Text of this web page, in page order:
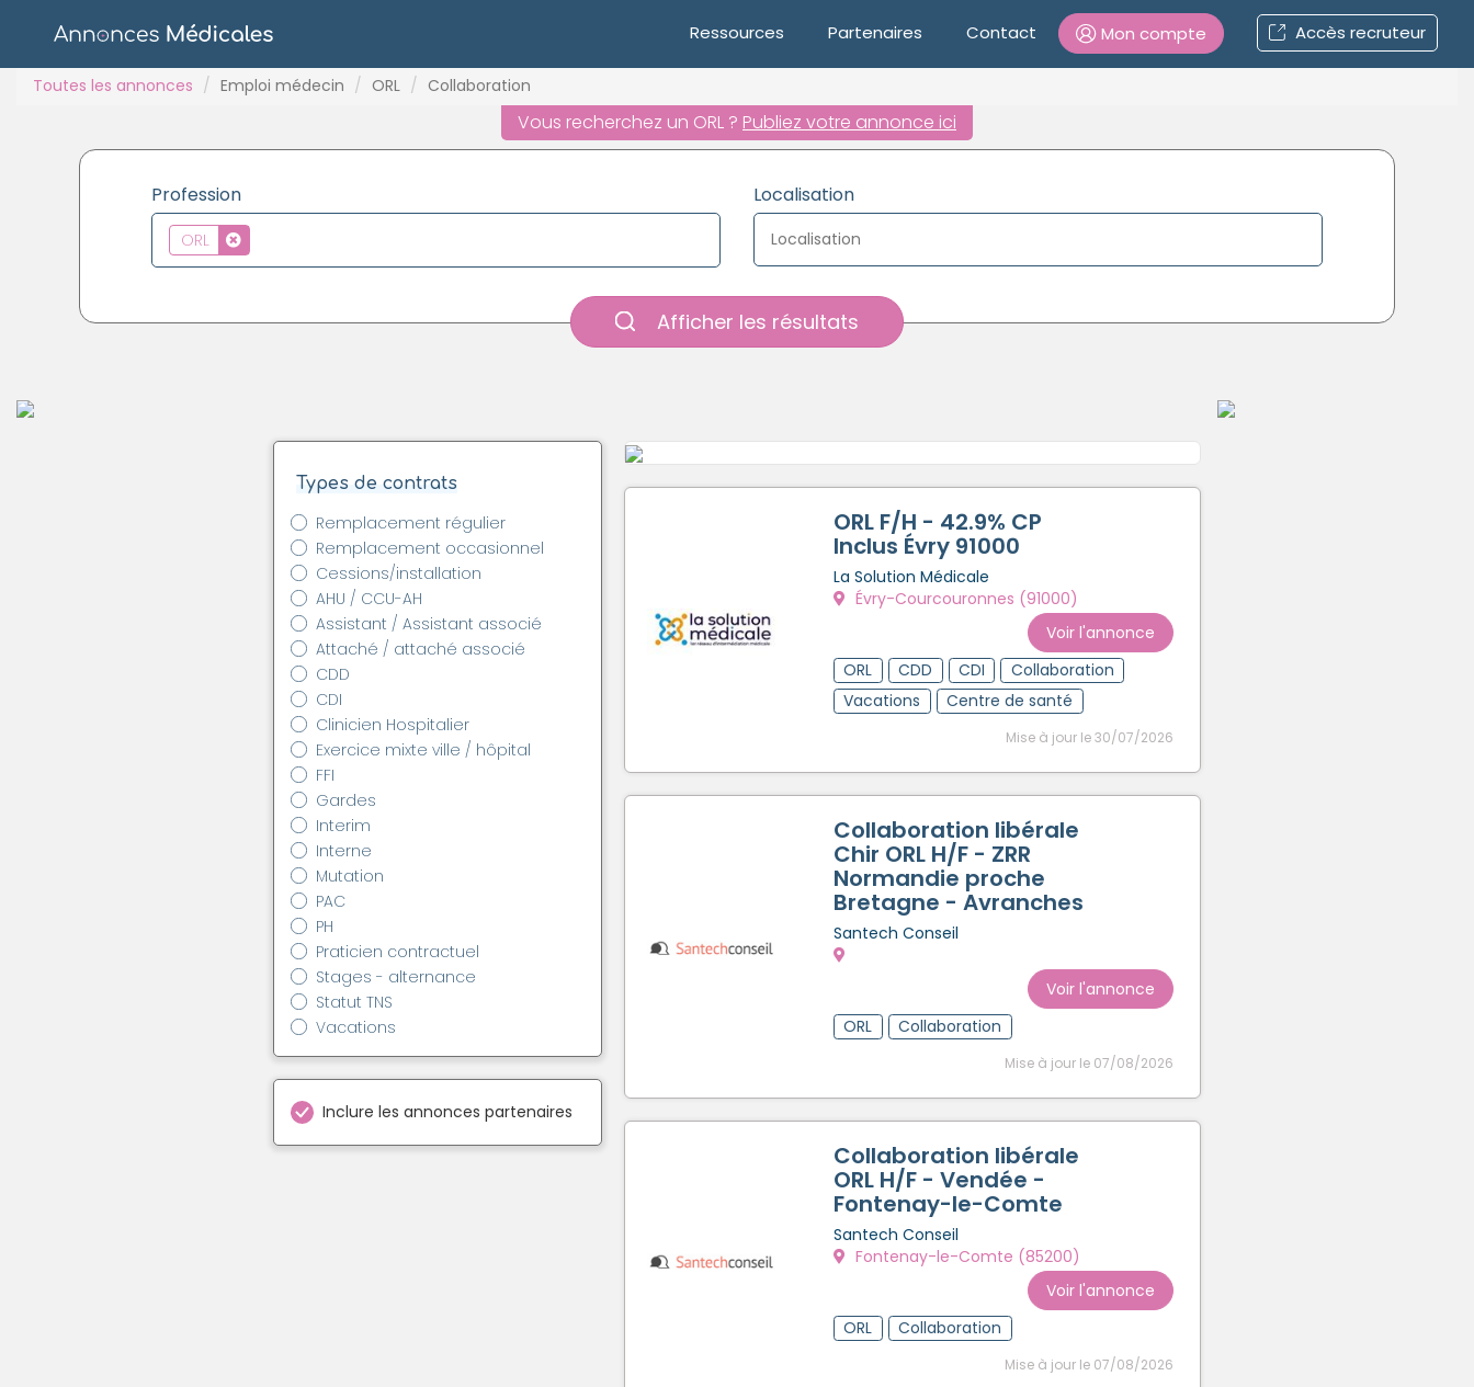
Ressources Partenaires Contact Mon compte Accès recruteur
Mot de passe oublié ?
Se connecter avec LinkedIn
Inscrivez-vous en un clic !
Toutes les annonces Emploi médecin ORL Collaboration
Vous recherchez un ORL ? Publiez votre annonce ici
Profession
ORL
Localisation
Afficher les résultats
Types de contrats
Remplacement régulier
Remplacement occasionnel
Cessions/installation
AHU / CCU-AH
Assistant / Assistant associé
Attaché / attaché associé
CDD
CDI
Clinicien Hospitalier
Exercice mixte ville / hôpital
FFI
Gardes
Interim
Interne
Mutation
PAC
PH
Praticien contractuel
Stages - alternance
Statut TNS
Vacations
Inclure les annonces partenaires
ORL F/H - 42.9% CP
Inclus Évry 91000
La Solution Médicale
Évry-Courcouronnes (91000)
Voir l'annonce
ORL
CDD CDI
Collaboration
Vacations
Centre de santé
Mise à jour le 30/07/2026
Collaboration libérale
Chir ORL H/F - ZRR
Normandie proche
Bretagne - Avranches
Santech Conseil
Voir l'annonce
ORL
Collaboration
Mise à jour le 07/08/2026
Collaboration libérale
ORL H/F - Vendée -
Fontenay-le-Comte
Santech Conseil
Fontenay-le-Comte (85200)
Voir l'annonce
ORL
Collaboration
Mise à jour le 07/08/2026